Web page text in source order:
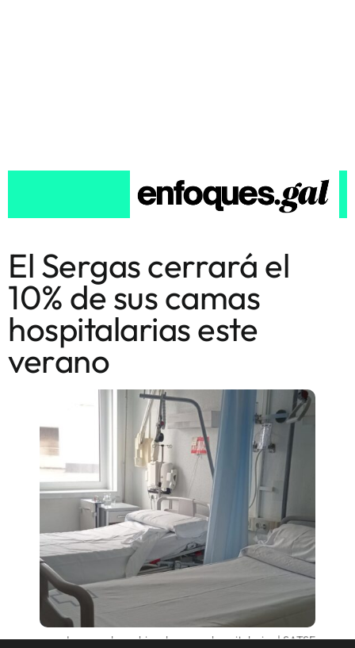
El Sergas cerrará el
10% de sus camas
hospitalarias este
verano
Imagen de archivo de camas hospitalarias | SATSE